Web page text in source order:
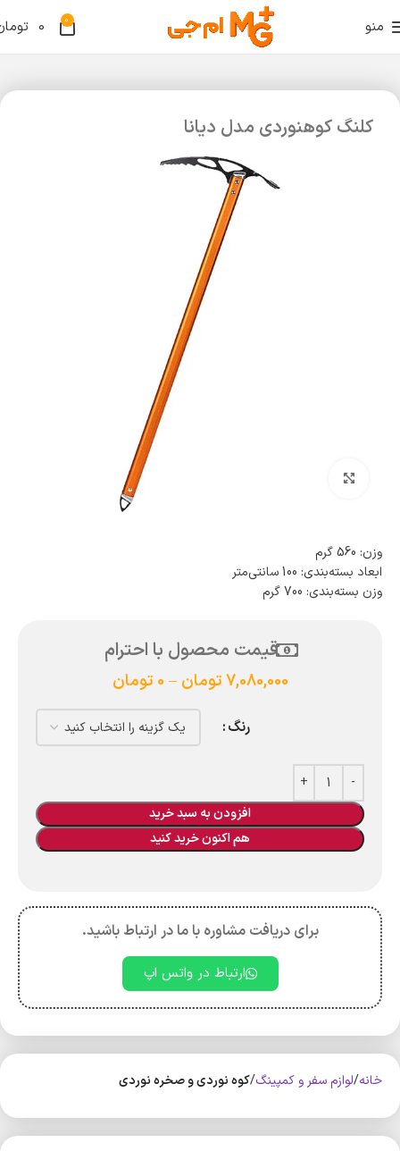
منو 0
0
کلنگ کوهنوردی مدل دیانا
وزن: 560 گرم
ابعاد بسته‌بندی: 100 سانتی‌متر
وزن بسته‌بندی: 700 گرم
قیمت محصول با احترام
7,080,000تومان –
0 تومان
رنگ
افزودن به سبد خرید
هم اکنون خرید کنید
برای دریافت مشاوره با ما در ارتباط باشید.
ارتباط در واتس اپ
خانه لوازم سفر و کمپینگ کوه‌ نوردی و صخره نوردی